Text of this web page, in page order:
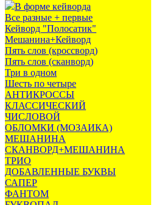
В форме кейворда
Все разные + первые
Кейворд "Полосатик"
Мешанина+Кейворд
Пять слов (кроссворд)
Пять слов (сканворд)
Три в одном
Шесть по четыре
АНТИКРОССЫ
КЛАССИЧЕСКИЙ
ЧИСЛОВОЙ
ОБЛОМКИ (МОЗАИКА)
МЕШАНИНА
СКАНВОРД+МЕШАНИНА
ТРИО
ДОБАВЛЕННЫЕ БУКВЫ
САПЕР
ФАНТОМ